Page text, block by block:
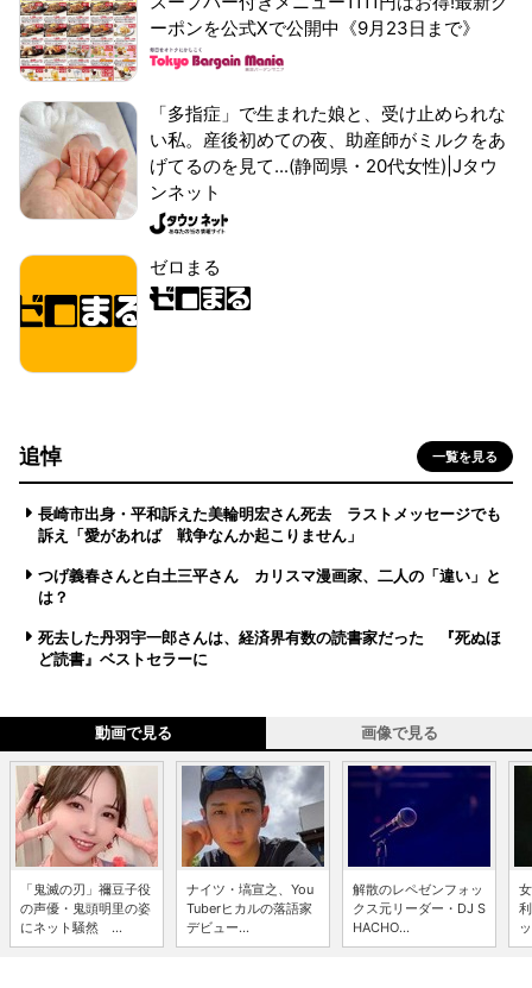
ーポンを公式Xで公開中《9月23日まで》
「多指症」で生まれた娘と、受け止められな
い私。産後初めての夜、助産師がミルクをあ
げてるのを見て...(静岡県・20代女性)|Jタウ
ンネット
ゼロまる
追悼 一覧を見る
長崎市出身・平和訴えた美輪明宏さん死去 ラストメッセージでも
訴え「愛があれば 戦争なんか起こりません」
つげ義春さんと白土三平さん カリスマ漫画家、二人の「違い」と
は？
死去した丹羽宇一郎さんは、経済界有数の読書家だった 『死ぬほ
ど読書』ベストセラーに
動画で見る 画像で見る
「鬼滅の刃」禰豆子役
の声優・鬼頭明里の姿
にネット騒然 ...
ナイツ・塙宣之、You
Tuberヒカルの落語家
デビュー...
解散のレペゼンフォッ
クス元リーダー・DJ S
HACHO...